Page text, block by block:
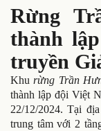
Rừng
thành
truyền
Khurừng Trần
thành lập đội Việt
22/12/2024. Tại
trung tâm với 2